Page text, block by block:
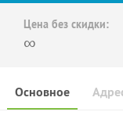
Цена без скидки:
∞
Основное